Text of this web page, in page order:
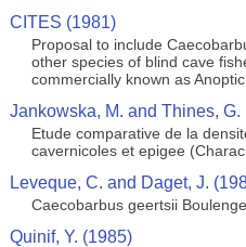
CITES (1981)
Proposal to include
other species of blind cave
commercially known as
Jankowska, M. and Thines, G.
Etude comparative de la
cavernicoles et epigee
Leveque, C. and Daget, J.
Caecobarbus geertsii
Quinif, Y. (1985)